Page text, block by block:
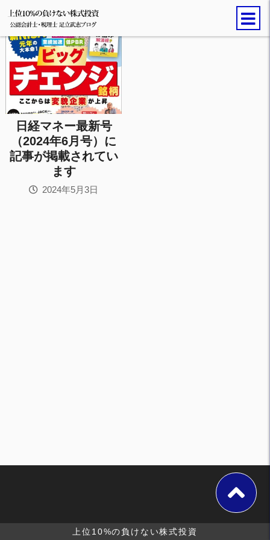
日経マネー最新号
（2024年6月号）に
記事が掲載されてい
ます
2024年5月3日
上位10%の負けない株式投資